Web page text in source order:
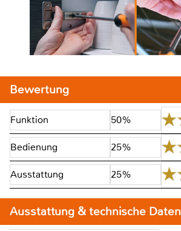
Bewertung
Funktion 50%
Bedienung 25%
Ausstattung 25%
Ausstattung & technische Daten